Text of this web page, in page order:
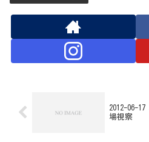
2012-06-
場視察